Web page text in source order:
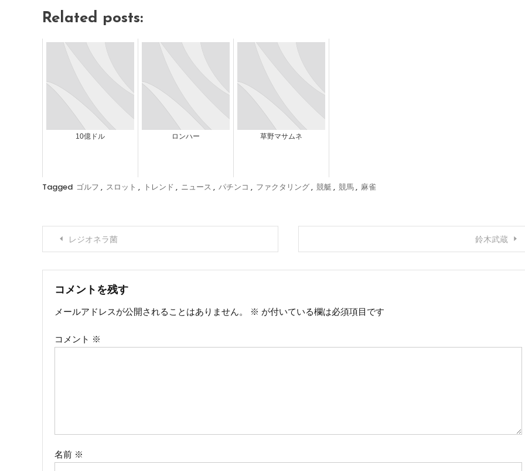
Related posts:
10億ドル ロンハー 草野マサムネ
Tagged ゴルフ , スロット , トレンド , ニュース , パチンコ , ファクタリング, 競艇 , 競馬, 麻雀
ナ
ビ
ゲ
ン
レジオネラ菌 鈴木武蔵
コメントを残す
メールアドレスが公開されることはありません。 ※ が付いている欄は必須項目です
コメント ※
名前 ※